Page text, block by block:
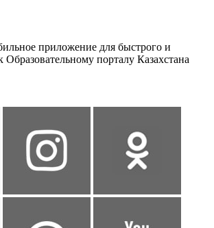
приложение для быстрого и
Образовательному порталу Казахстана